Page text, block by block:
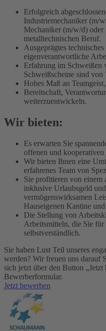
Erfolgreich
Industriemechaniker (m/
Mechaniker (m/w/d) oder
metalltechnischen Beruf.
Ausgeprägtes
eigenverantwortliche
Erfahrung im Schweißen
Schweißscheine sind von
Hohes Maß an
Bereitschaft,
weiterzuentwickeln.
Wir bieten:
Es erwarten Sie
offenen und
Wir bieten Ihnen eine
erfahrenes Team von
Sie profitieren von einem
inklusive Urlaubsgeld
vermögenswirksamen
Hauseigenen Kantine
Die Stellung von
Arbeitsmitteln, die Sie
selbstverständlich.
Sie haben Lust Teil unseres
werden? Wir freuen uns darauf
sich jetzt über den Button „Jetzt
Bewerberformular.
Jetzt bewerben